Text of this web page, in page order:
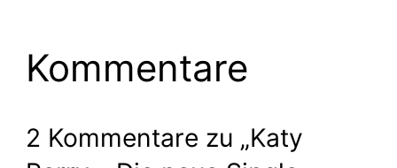
Kommentare
2 Kommentare zu „Katy